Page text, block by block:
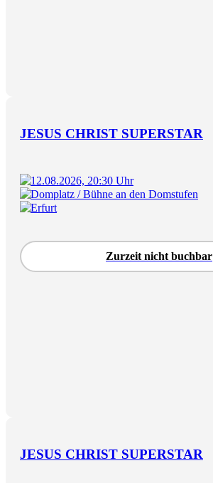
JESUS CHRIST SUPERSTAR
12.08.2026, 20:30 Uhr
Domplatz / Bühne an den Domstufen
Erfurt
Zurzeit nicht buchbar
JESUS CHRIST SUPERSTAR